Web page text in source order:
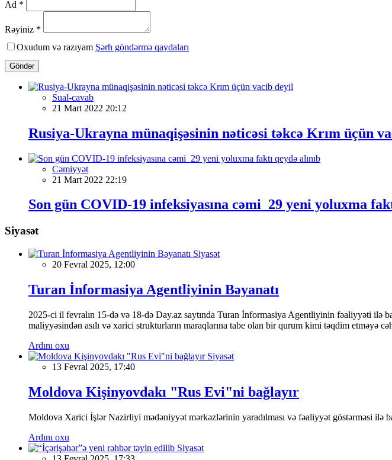
Ad *
Rəyiniz *
Oxudum və razıyam Şərh göndərmə qaydaları
Göndər
Sual-cavab
21 Mart 2022 20:12
Rusiya-Ukrayna münaqişəsinin nəticəsi təkcə Krım üçün
Cəmiyyət
21 Mart 2022 22:19
Son gün COVID-19 infeksiyasına cəmi 29 yeni yoluxma
Siyasət
Siyasət
20 Fevral 2025, 12:00
Turan İnformasiya Agentliyinin Bəyanatı
2025-ci il fevralın 15-də və 18-də Day.az saytında Turan İnformasiya Agentliyinin fəaliyyəti
maliyyəsindən asılı və xarici strukturların maraqlarına tabe olan bir qurum kimi təqdim etməyə
Ardını oxu
Siyasət
13 Fevral 2025, 17:40
Moldova Kişinyovdakı "Rus Evi"ni bağlayır
Moldova Xarici İşlər Nazirliyi mədəniyyət mərkəzlərinin yaradılması və fəaliyyət göstərməsi
Ardını oxu
Siyasət